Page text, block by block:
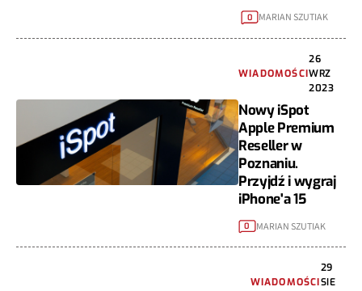
0 MARIAN SZUTIAK
WIADOMOŚCI
26
WRZ
2023
Nowy iSpot
Apple Premium
Reseller w
Poznaniu.
Przyjdź i wygraj
iPhone'a 15
0 MARIAN SZUTIAK
WIADOMOŚCI
29
SIE